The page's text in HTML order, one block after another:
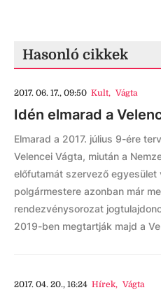
Hasonló cikkek
2017. 06. 17., 09:50 Kult, Vágta
Idén elmarad a
Elmarad a 2017. július 9-ére
Velencei Vágta, miután a
előfutamát szervező egyesület
polgármestere azonban már
rendezvénysorozat
2019-ben megtartják majd a
2017. 04. 20., 16:24 Hírek, Vágta